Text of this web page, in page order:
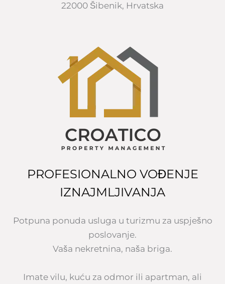
22000 Šibenik, Hrvatska
PROFESIONALNO VOĐENJE
IZNAJMLJIVANJA
Potpuna ponuda usluga u turizmu za uspješno
poslovanje.
Vaša nekretnina, naša briga.
Imate vilu, kuću za odmor ili apartman, ali